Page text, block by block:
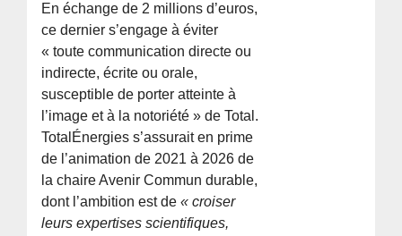
En échange de 2 millions d’euros,
ce dernier s’engage à éviter
« toute communication directe ou
indirecte, écrite ou orale,
susceptible de porter atteinte à
l’image et à la notoriété » de Total.
TotalÉnergies s’assurait en prime
de l’animation de 2021 à 2026 de
la chaire Avenir Commun durable,
dont l’ambition est de« croiser
leurs expertises scientifiques,